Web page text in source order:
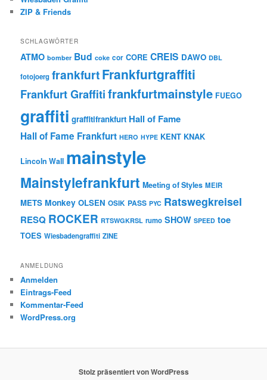
ZIP & Friends
SCHLAGWÖRTER
ATMO bomber Bud coke cor CORE CREIS DAWO DBL
fotojoerg frankfurtFrankfurtgraffiti
Frankfurt Graffitifrankfurtmainstyle FUEGO
graffiti graffitifrankfurt Hall of Fame
Hall of Fame Frankfurt HERO HYPE KENT KNAK
Lincoln Wall mainstyle
Mainstylefrankfurt Meeting of Styles MEIR
METS Monkey OLSEN OSIK PASS PYC Ratswegkreisel
RESQ ROCKER RTSWGKRSL rumo SHOW SPEED toe
TOES Wiesbadengraffiti ZINE
ANMELDUNG
Anmelden
Eintrags-Feed
Kommentar-Feed
WordPress.org
Stolz präsentiert von WordPress